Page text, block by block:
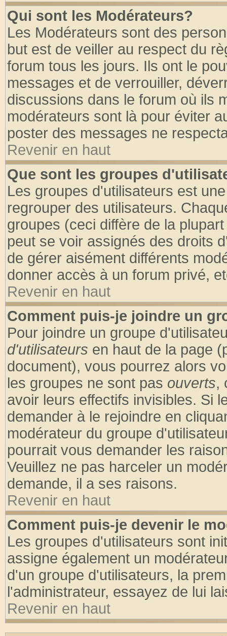
Qui sont les Modérateurs?
Les Modérateurs sont des
but est de veiller au respect du
forum tous les jours. Ils ont le
messages et de verrouiller,
discussions dans le forum où ils
modérateurs sont là pour éviter
poster des messages ne
Revenir en haut
Que sont les groupes
Les groupes d'utilisateurs est
regrouper des utilisateurs.
groupes (ceci diffère de la
peut se voir assignés des droits
de gérer aisément différents
donner accès à un forum privé,
Revenir en haut
Comment puis-je joindre un
Pour joindre un groupe
d'utilisateurs en haut de la page
document), vous pourrez alors
les groupes ne sont pas ouverts,
avoir leurs effectifs invisibles. Si
demander à le rejoindre en
modérateur du groupe
pourrait vous demander les
Veuillez ne pas harceler un
demande, il a ses raisons.
Revenir en haut
Comment puis-je devenir le
Les groupes d'utilisateurs sont
assigne également un
d'un groupe d'utilisateurs, la
l'administrateur, essayez de lui
Revenir en haut